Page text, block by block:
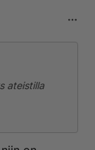
ateistilla